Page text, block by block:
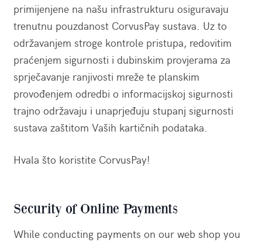
primijenjene na našu infrastrukturu osiguravaju
trenutnu pouzdanost CorvusPay sustava. Uz to
održavanjem stroge kontrole pristupa, redovitim
praćenjem sigurnosti i dubinskim provjerama za
sprječavanje ranjivosti mreže te planskim
provođenjem odredbi o informacijskoj sigurnosti
trajno održavaju i unaprjeđuju stupanj sigurnosti
sustava zaštitom Vaših kartičnih podataka.
Hvala što koristite CorvusPay!
Security of Online Payments
While conducting payments on our web shop you